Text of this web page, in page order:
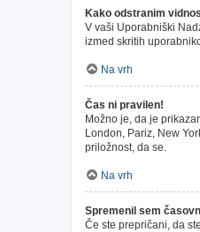
Kako odstranim
V vaši Uporabniški
izmed skritih
Na vrh
Čas ni pravilen!
Možno je, da je
London, Pariz, New
priložnost, da se.
Na vrh
Spremenil sem
Če ste prepričani, da